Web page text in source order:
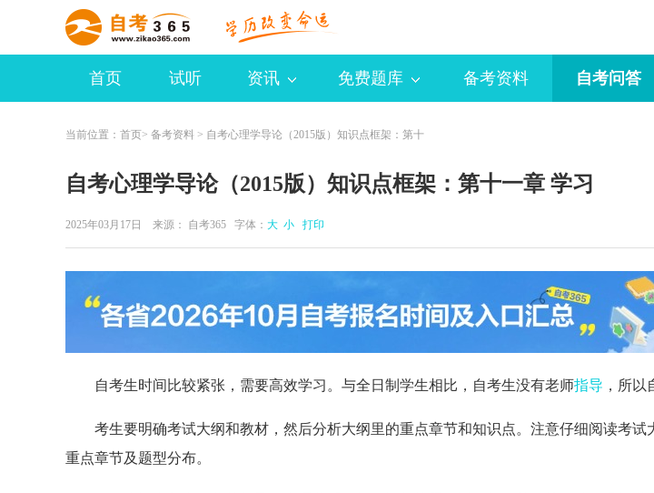
首页 试听 资讯 免费题库 备考资料 自考问答
当前位置： 首页> 备考资料 > 自考心理学导论（2015版）知识点框架：第十
自考心理学导论（2015版）知识点框架：第十一章 学习
2025年03月17日 来源： 自考365 字体： 大 小 打印
自考生时间比较紧张，需要高效学习。与全日制学生相比，自考生没有老师指导 ，所以
考生要明确考试大纲和教材，然后分析大纲里的重点章节和知识点。注意仔细阅读考试
重点章节及题型分布。